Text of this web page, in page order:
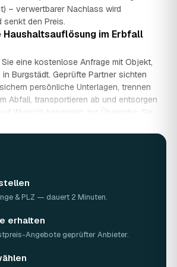
– verwertbarer Nachlass wird
senkt den Preis.
Haushaltsauflösung im Erbfall
eine kostenlose Anfrage mit Objekt,
in Burgstädt. Geprüfte Partner sichten
persönliche Unterlagen, trennen
Abfall, transportieren ab und entsorgen
Wunsch besenrein zur Übergabe. Sie
mehrere Erben beteiligt sind.
Schmuck und ganze Sammlungen
werden fachkundig begutachtet und
Bei wertvollem Hausstand
in Burgstädt dadurch
werden – in Einzelfällen bis hin zu
eine Haushaltsauflösung in
& PLZ — dauert 2 Minuten.
erhalten
Angebote geprüfter Anbieter.